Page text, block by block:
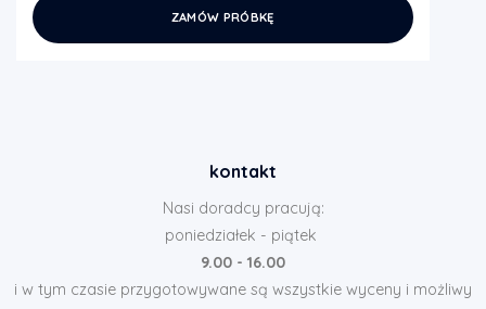
ZAMÓW PRÓBKĘ
kontakt
Nasi doradcy pracują:
poniedziałek - piątek
9.00 - 16.00
i w tym czasie przygotowywane są wszystkie wyceny i możliwy